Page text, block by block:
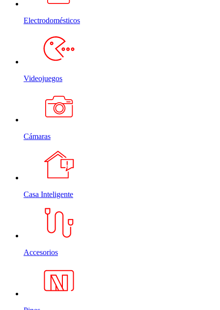
Electrodomésticos
Videojuegos
Cámaras
Casa Inteligente
Accesorios